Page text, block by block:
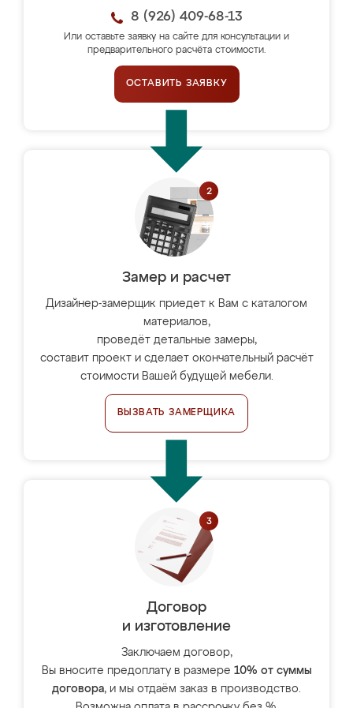
8 (926) 409-68-13
Или оставьте заявку на сайте для консультации и
предварительного расчёта стоимости.
ОСТАВИТЬ ЗАЯВКУ
Замер и расчет
Дизайнер-замерщик приедет к Вам с каталогом
материалов,
проведёт детальные замеры,
составит проект и сделает окончательный расчёт
стоимости Вашей будущей мебели.
ВЫЗВАТЬ ЗАМЕРЩИКА
Договор
и изготовление
Заключаем договор,
Вы вносите предоплату в размере 10% от суммы
договора, и мы отдаём заказ в производство.